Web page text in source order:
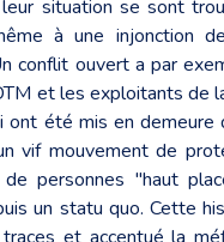
situation se sont
à une injonction
conflit ouvert a par
et les exploitants de
ont été mis en demeure
vif mouvement de
personnes "haut
un statu quo. Cette